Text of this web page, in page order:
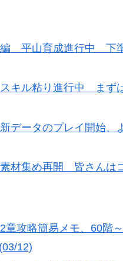
平山育成進行中 下
キル粘り進行中 まず
データのプレイ開始、
材集め再開 皆さんは
攻略簡易メモ、60階
12)